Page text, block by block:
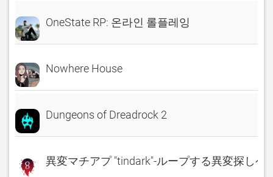
OneState RP: 온라인 롤플레잉
Nowhere House
Dungeons of Dreadrock 2
異変マチアプ "tindark"-ループする異変探しゲ